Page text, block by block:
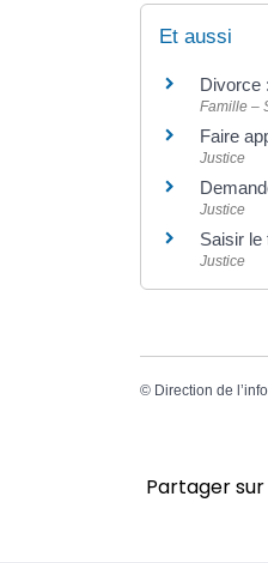
Et aussi
Divorce
Famille –
Faire
Justice
Justice
Saisir le
Justice
© Direction de
Partager sur